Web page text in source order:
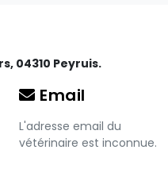
04310 Peyruis.
Email
L'adresse email du
vétérinaire est inconnue.